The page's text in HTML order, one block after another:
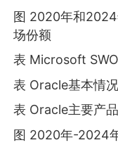
图 2020年和
场份额
表 Microsoft
表 Oracle基本情况
表 Oracle主要产
图 2020年-2024